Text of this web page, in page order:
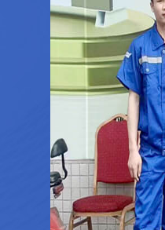
全系贯彻“可靠、舒适、便
使公司生产和销售的制冷
和民用产品 服务。公司的
均能耐心的了解顾客需求
用、经济、便捷的系统和